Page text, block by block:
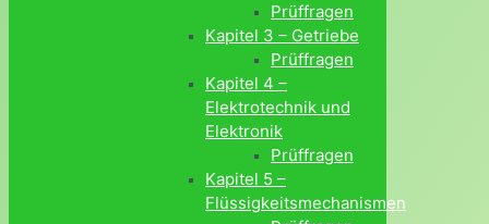
Prüffragen
Kapitel 3 – Getriebe
Prüffragen
Kapitel 4 –
Elektrotechnik und
Elektronik
Prüffragen
Kapitel 5 –
Flüssigkeitsmechanismen